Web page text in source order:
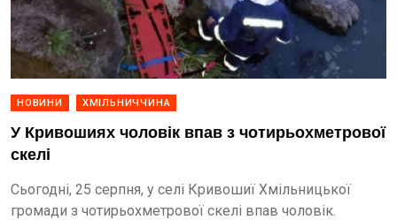
НОВИНИ ХМІЛЬНИЧЧИНА
У Кривошиях чоловік впав з чотирьохметрової
скелі
Сьогодні, 25 серпня, у селі Кривошиї Хмільницької
громади з чотирьохметрової скелі впав чоловік.